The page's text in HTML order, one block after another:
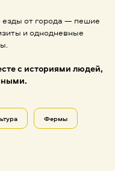
езды от города — пешие
и однодневные
с историями людей,
Фермы